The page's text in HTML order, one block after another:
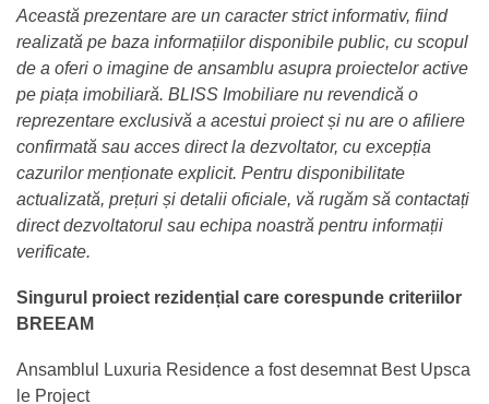
Această prezentare are un caracter strict informativ, fiind
realizată pe baza informațiilor disponibile public, cu scopul
de a oferi o imagine de ansamblu asupra proiectelor active
pe piața imobiliară. BLISS Imobiliare nu revendică o
reprezentare exclusivă a acestui proiect și nu are o afiliere
confirmată sau acces direct la dezvoltator, cu excepția
cazurilor menționate explicit. Pentru disponibilitate
actualizată, prețuri și detalii oficiale, vă rugăm să contactați
direct dezvoltatorul sau echipa noastră pentru informații
verificate.
Singurul proiect rezidențial care corespunde criteriilor
BREEAM
Ansamblul Luxuria Residence a fost desemnat Best Upsca
le Project